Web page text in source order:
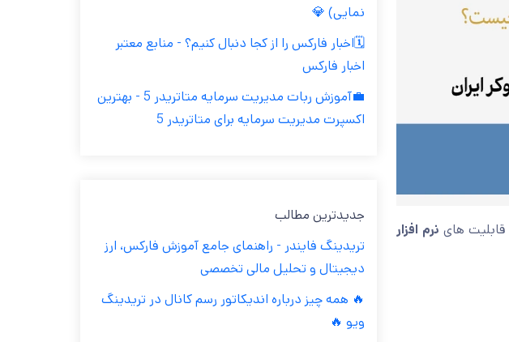
های نرم افزار
نمایی) 💎
🗓️اخبار فارکس را از کجا دنبال کنیم؟ - منابع معتبر
اخبار فارکس
💼آموزش ربات مدیریت سرمایه متاتریدر 5 - بهترین
اکسپرت مدیریت سرمایه برای متاتریدر 5
جدیدترین مطالب
تریدینگ فایندر - راهنمای جامع آموزش فارکس، ارز
دیجیتال و تحلیل مالی تخصصی
🔥 همه چیز درباره اندیکاتور رسم کانال در تریدینگ
ویو 🔥